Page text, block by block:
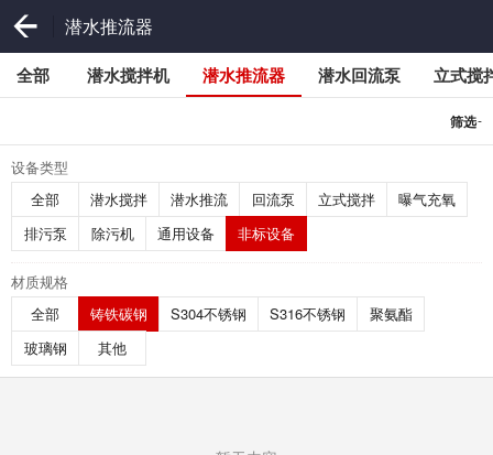
潜水推流器
全部 潜水搅拌机 潜水推流器 潜水回流泵 立式搅
筛选-
设备类型
全部
潜水搅拌 潜水推流 回流泵 立式搅拌
曝气充氧
排污泵
除污机 通用设备 非标设备
材质规格
全部
铸铁碳钢 S304不锈钢 S316不锈钢
聚氨酯
玻璃钢
其他